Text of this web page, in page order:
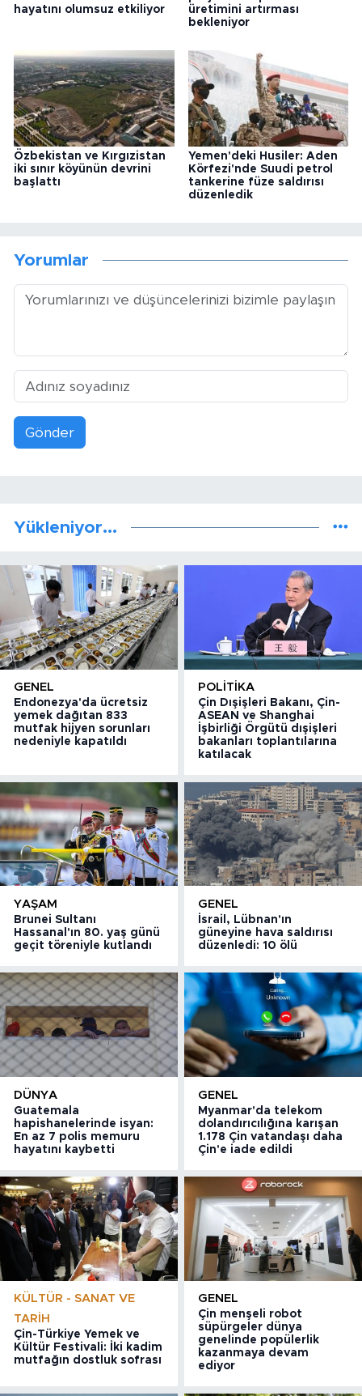
hayatını olumsuz etkiliyor
üretimini artırması
bekleniyor
Özbekistan ve Kırgızistan
iki sınır köyünün devrini
başlattı
Yemen'deki Husiler: Aden
Körfezi'nde Suudi petrol
tankerine füze saldırısı
düzenledik
Yorumlar
Gönder
Yükleniyor...
GENEL
Endonezya'da ücretsiz
yemek dağıtan 833
mutfak hijyen sorunları
nedeniyle kapatıldı
POLITIKA
Çin Dışişleri Bakanı, Çin-
ASEAN ve Shanghai
İşbirliği Örgütü dışişleri
bakanları toplantılarına
katılacak
YAŞAM
Brunei Sultanı
Hassanal'ın 80. yaş günü
geçit töreniyle kutlandı
GENEL
İsrail, Lübnan'ın
güneyine hava saldırısı
düzenledi: 10 ölü
DÜNYA
Guatemala
hapishanelerinde isyan:
En az 7 polis memuru
hayatını kaybetti
GENEL
Myanmar'da telekom
dolandırıcılığına karışan
1.178 Çin vatandaşı daha
Çin'e iade edildi
KÜLTÜR - SANAT VE
TARIH
Çin-Türkiye Yemek ve
Kültür Festivali: İki kadim
mutfağın dostluk sofrası
GENEL
Çin menşeli robot
süpürgeler dünya
genelinde popülerlik
kazanmaya devam
ediyor